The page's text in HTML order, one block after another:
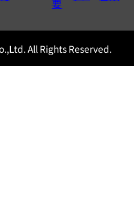
要
All Rights Reserved.